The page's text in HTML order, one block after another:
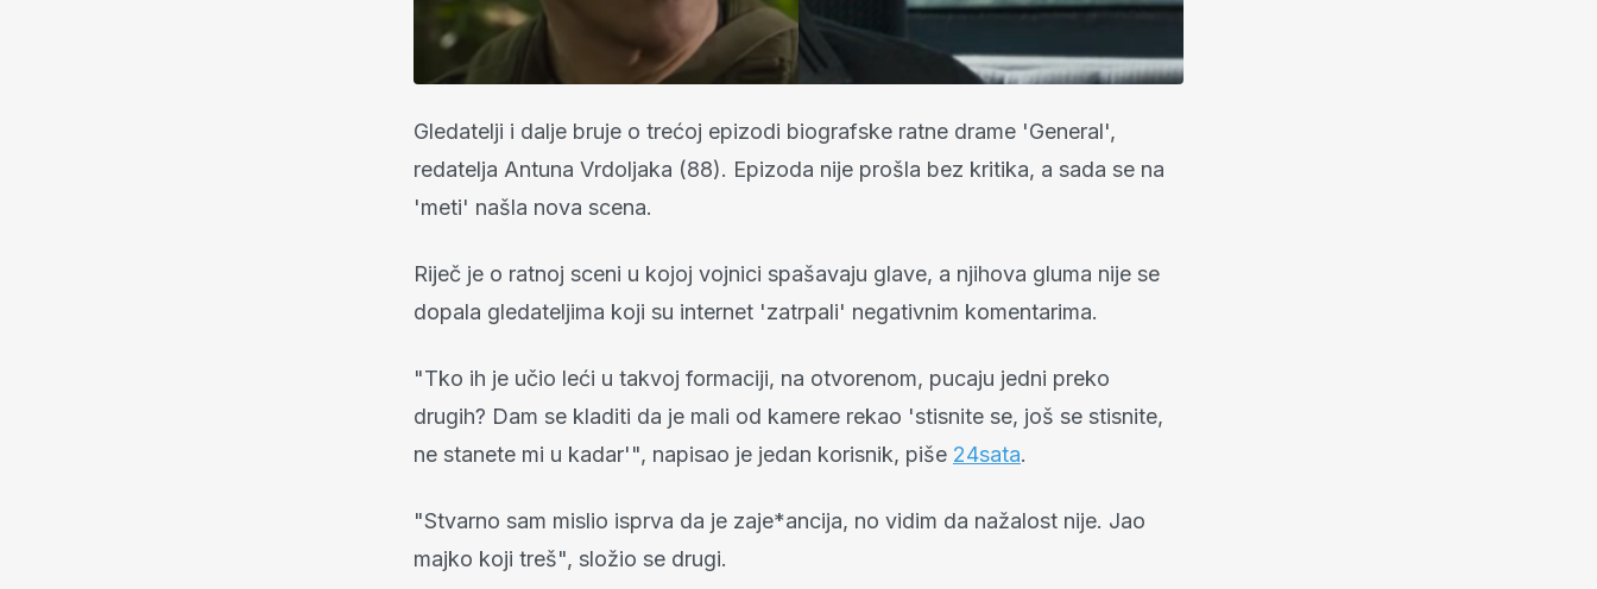
Gledatelji i dalje bruje o trećoj epizodi biografske ratne drame 'General',
redatelja Antuna Vrdoljaka (88). Epizoda nije prošla bez kritika, a sada se na
'meti' našla nova scena.
Riječ je o ratnoj sceni u kojoj vojnici spašavaju glave, a njihova gluma nije se
dopala gledateljima koji su internet 'zatrpali' negativnim komentarima.
"Tko ih je učio leći u takvoj formaciji, na otvorenom, pucaju jedni preko
drugih? Dam se kladiti da je mali od kamere rekao 'stisnite se, još se stisnite,
ne stanete mi u kadar'", napisao je jedan korisnik, piše 24sata.
"Stvarno sam mislio isprva da je zaje*ancija, no vidim da nažalost nije. Jao
majko koji treš", složio se drugi.